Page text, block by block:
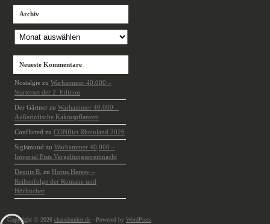
Archiv
Neueste Kommentare
Nostalgie zu Warhammer 40.000 –
Starterset der 2. Edition
Der Gärtner zu Warhammer 40.000 –
Außerirdische Kaktuspflanzen
Conflicted zu CONflict Rheinland 2026
Sigismund zu Warhammer 40,000 –
Imperial Fists Vergeltungsstreitmacht
Dennis B. zu Horus Heresy –
Reihenfolge der Romane und
Hörbücher
Copyright © 2026 chaosbunker.de · Powered by WordPress